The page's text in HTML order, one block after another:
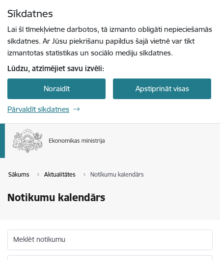
Sīkdatnes
Lai šī tīmekļvietne darbotos, tā izmanto obligāti nepieciešamās
sīkdatnes. Ar Jūsu piekrišanu papildus šajā vietnē var tikt
izmantotas statistikas un sociālo mediju sīkdatnes.
Lūdzu, atzīmējiet savu izvēli:
Noraidīt Apstiprināt visas
Pārvaldīt sīkdatnes
Sākums Aktualitātes Notikumu kalendārs
Notikumu kalendārs
Meklēt notikumu